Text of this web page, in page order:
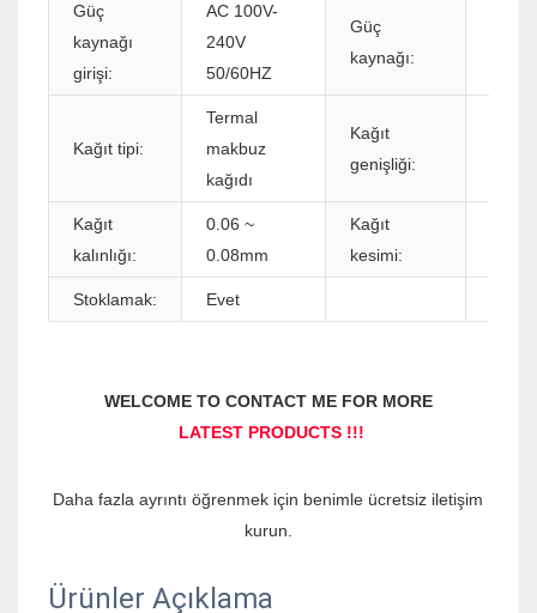
Güç
kaynağı
girişi:
AC 100V-
240V
50/60HZ
Güç
kaynağı:
Kağıt tipi:
Termal
makbuz
kağıdı
Kağıt
genişliği:
Kağıt
kalınlığı:
0.06 ~
0.08mm
Kağıt
kesimi:
Stoklamak: Evet
Daha fazla ayrıntı öğrenmek için benimle ücretsiz iletişim
Ürünler Açıklama